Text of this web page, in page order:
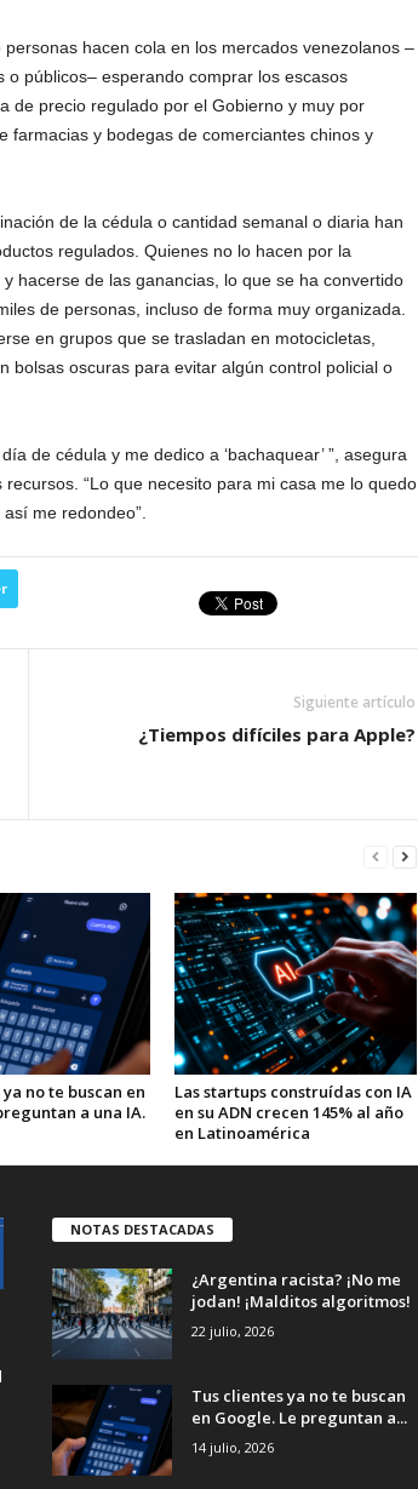
hacen cola en los mercados venezolanos –
públicos– esperando comprar los escasos
de precio regulado por el Gobierno y muy por
farmacias y bodegas de comerciantes chinos y
de la cédula o cantidad semanal o diaria han
regulados. Quienes no lo hacen por la
hacerse de las ganancias, lo que se ha convertido
de personas, incluso de forma muy organizada.
en grupos que se trasladan en motocicletas,
bolsas oscuras para evitar algún control policial o
de cédula y me dedico a ‘bachaquear’ ”, asegura
“Lo que necesito para mi casa me lo quedo
me redondeo”.
Siguiente artículo
¿Tiempos difíciles para Apple?
no te buscan en
a una IA.
Las startups construídas con IA
en su ADN crecen 145% al año
en Latinoamérica
NOTAS DESTACADAS
¿Argentina racista? ¡No me
jodan! ¡Malditos algoritmos!
22 julio, 2026
Tus clientes ya no te buscan
en Google. Le preguntan a...
14 julio, 2026